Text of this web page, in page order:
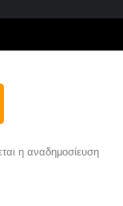
η αναδημοσίευση